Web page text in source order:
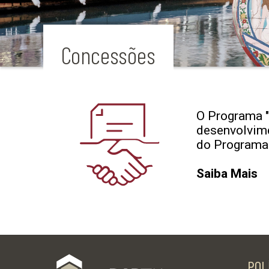
Concessões
O Programa
do
Saiba Mais